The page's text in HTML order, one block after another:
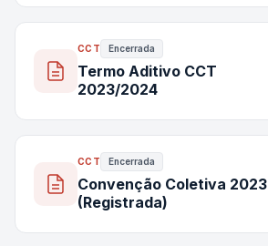
CCT Encerrada
Termo Aditivo CCT
2023/2024
CCT Encerrada
Convenção Coletiva 2023
(Registrada)